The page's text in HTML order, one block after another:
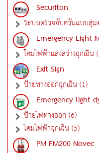
Securiton
ระบบตรวจจับควันแบบสุ่ม
Emergency Light
โคมไฟฟ้าแสงสว่างฉุกเฉิน
Exit Sign
ป้ายทางออกฉุกเฉิน (1)
Emergency light
ป้ายไฟทางออก (6)
โคมไฟฟ้าฉุกเฉิน (5)
PM FM200 Novec